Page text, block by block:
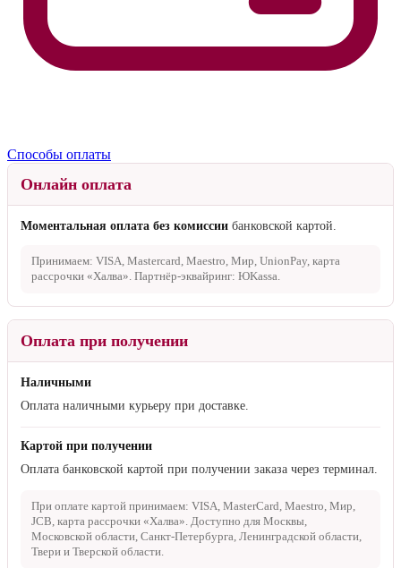
Способы оплаты
Онлайн оплата
Моментальная оплата без комиссии банковской картой.
Принимаем: VISA, Mastercard, Maestro, Мир, UnionPay, карта
рассрочки «Халва». Партнёр-эквайринг: ЮKassa.
Оплата при получении
Наличными
Оплата наличными курьеру при доставке.
Картой при получении
Оплата банковской картой при получении заказа через терминал.
При оплате картой принимаем: VISA, MasterCard, Maestro, Мир,
JCB, карта рассрочки «Халва». Доступно для Москвы,
Московской области, Санкт-Петербурга, Ленинградской области,
Твери и Тверской области.